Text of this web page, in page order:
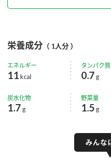
栄養成分 （ 1人分 ）
エネルギー
11kcal
タンパク質
0.7 g
炭水化物
1.7 g
野菜量
1.5 g